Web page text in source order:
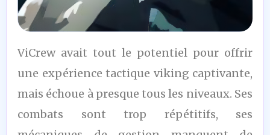
3
/10
ViCrew avait tout le potentiel pour offrir
une expérience tactique viking captivante,
mais échoue à presque tous les niveaux. Ses
combats sont trop répétitifs, ses